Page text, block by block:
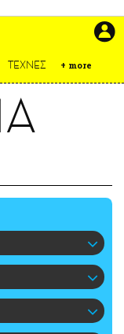
ΤΕΧΝΕΣ + more